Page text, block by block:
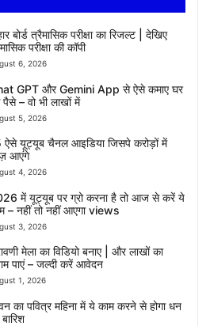
बोर्ड त्रैमासिक परीक्षा का रिजल्ट | देखिए
परीक्षा की कॉपी
6, 2026
GPT और Gemini App से ऐसे कमाए घर
पैसे – वो भी लाखों में
5, 2026
ऐसे यूट्यूब चैनल आइडिया जिसपे करोड़ों में
आएंगे
4, 2026
में यूट्यूब पर ग्रो करना है तो आज से करें ये
– नहीं तो नहीं आएगा views
3, 2026
मेला का विडियो बनाए | और लाखों का
पाएं – जल्दी करें आवेदन
1, 2026
का पवित्र महिना में ये काम करने से होगा धन